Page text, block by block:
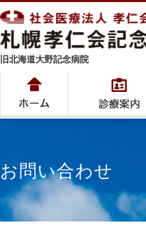
旧北海道大野記念病院
お問い合わせ